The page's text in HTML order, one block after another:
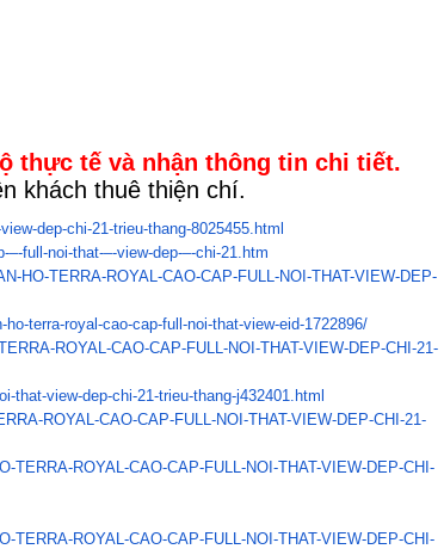
thực tế và nhận thông tin chi tiết.
khách thuê thiện chí.
dep-chi-21-trieu-thang-8025455. html
–-full-noi-that-–-view-dep-–-chi-21. htm
HO-TERRA-ROYAL-CAO-CAP-FULL-NOI-THAT-VIEW-DEP-
ho-terra-royal-cao-cap-full-noi-that-view-eid-1722896/
ROYAL-CAO-CAP-FULL-NOI-THAT-VIEW-DEP-CHI-21-
that-view-dep-chi-21-trieu-thang-j432401.html
ROYAL-CAO-CAP-FULL-NOI-THAT-VIEW-DEP-CHI-21-
TERRA-ROYAL-CAO-CAP-FULL-NOI-THAT-VIEW-DEP-CHI-
TERRA-ROYAL-CAO-CAP-FULL-NOI-THAT-VIEW-DEP-CHI-